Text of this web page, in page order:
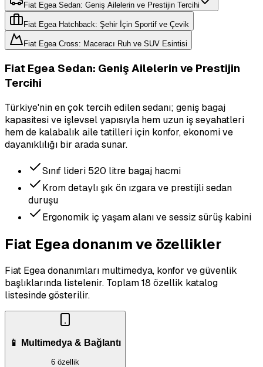
Fiat Egea Sedan: Geniş Ailelerin ve Prestijin Tercihi
Fiat Egea Hatchback: Şehir İçin Sportif ve Çevik
Fiat Egea Cross: Maceracı Ruh ve SUV Esintisi
Fiat Egea Sedan: Geniş Ailelerin ve Prestijin
Tercihi
Türkiye'nin en çok tercih edilen sedanı; geniş bagaj
kapasitesi ve işlevsel yapısıyla hem uzun iş seyahatleri
hem de kalabalık aile tatilleri için konfor, ekonomi ve
dayanıklılığı bir arada sunar.
Sınıf lideri 520 litre bagaj hacmi
Krom detaylı şık ön ızgara ve prestijli sedan
duruşu
Ergonomik iç yaşam alanı ve sessiz sürüş kabini
Fiat Egea donanım ve özellikler
Fiat Egea donanımları multimedya, konfor ve güvenlik
başlıklarında listelenir. Toplam 18 özellik katalog
listesinde gösterilir.
📱 Multimedya & Bağlantı
6 özellik